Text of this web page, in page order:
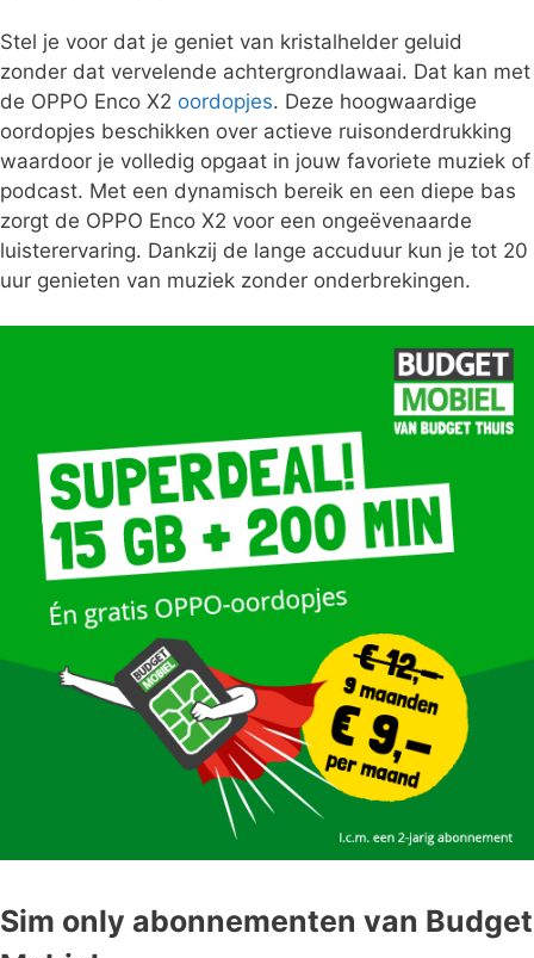
Stel je voor dat je geniet van kristalhelder geluid
zonder dat vervelende achtergrondlawaai. Dat kan met
de OPPO Enco X2 oordopjes. Deze hoogwaardige
oordopjes beschikken over actieve ruisonderdrukking
waardoor je volledig opgaat in jouw favoriete muziek of
podcast. Met een dynamisch bereik en een diepe bas
zorgt de OPPO Enco X2 voor een ongeëvenaarde
luisterervaring. Dankzij de lange accuduur kun je tot 20
uur genieten van muziek zonder onderbrekingen.
Sim only abonnementen van Budget